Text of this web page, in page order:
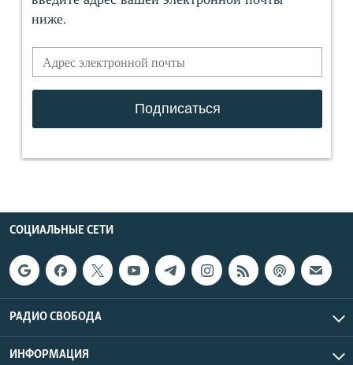
СОЦИАЛЬНЫЕ СЕТИ
РАДИО СВОБОДА
ИНФОРМАЦИЯ